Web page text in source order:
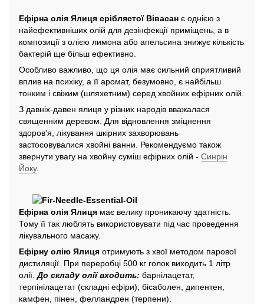
Ефірна олія Ялиця сріблястої Вівасан є однією з
найефективніших олій для дезінфекції приміщень, а в
композиції з олією лимона або апельсина знижує кількість
бактерій ще більш ефективно.
Особливо важливо, що ця олія має сильний сприятливий
вплив на психіку, а її аромат, безумовно, є найбільш
тонким і свіжим (шляхетним) серед хвойних ефірних олій.
З давніх-давен ялиця у різних народів вважалася
священним деревом. Для відновлення зміцнення
здоров'я, лікування шкірних захворювань
застосовувалися хвойні ванни. Рекомендуємо також
звернути увагу на хвойну суміш ефірних олій - Синрін
Йоку.
Ефірна олія Ялиця має велику проникаючу здатність.
Тому її так люблять використовувати під час проведення
лікувального масажу.
Ефірну олію Ялиця отримують з хвої методом парової
дистиляції. При переробці 500 кг голок виходить 1 літр
олії.До складу олії входить: барнілацетат,
терпінілацетат (складні ефіри); бісаболен, дипентен,
камфен, пінен, фелландрен (терпени).